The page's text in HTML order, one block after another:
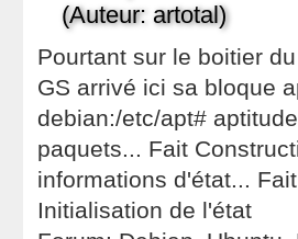
(Auteur: artotal)
Pourtant sur le boitier
GS arrivé ici sa bloque
debian:/etc/apt#
paquets... Fait
informations d'état...
Initialisation de l'état